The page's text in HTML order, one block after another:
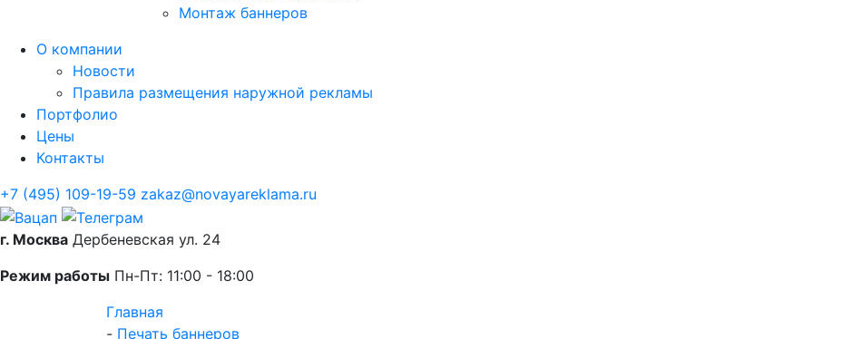
Монтаж баннеров
О компании
Новости
Правила размещения наружной рекламы
Портфолио
Цены
Контакты
+7 (495) 109-19-59 zakaz@novayareklama.ru
г. Москва Дербеневская ул. 24
Режим работы Пн-Пт: 11:00 - 18:00
Главная
- Печать баннеров